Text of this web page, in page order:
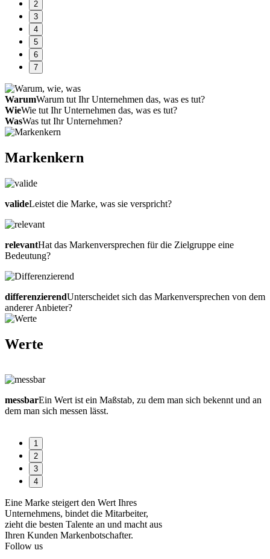
2
3
4
5
6
7
WarumWarum tut Ihr Unternehmen das, was es tut?
WieWie tut Ihr Unternehmen das, was es tut?
WasWas tut Ihr Unternehmen?
Markenkern
valideLeistet die Marke, was sie verspricht?
relevantHat das Markenversprechen für die Zielgruppe eine
Bedeutung?
differenzierendUnterscheidet sich das Markenversprechen von dem
anderer Anbieter?
Werte
messbarEin Wert ist ein Maßstab, zu dem man sich bekennt und an
dem man sich messen lässt.
1
2
3
4
Eine Marke steigert den Wert Ihres
Unternehmens, bindet die Mitarbeiter,
zieht die besten Talente an und macht aus
Ihren Kunden Markenbotschafter.
Follow us